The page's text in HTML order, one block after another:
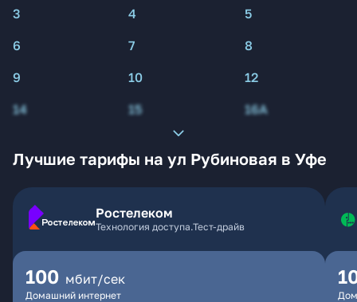
3
4
5
6
7
8
9
10
12
14
15 16А
Лучшие тарифы на ул Рубиновая в Уфе
Ростелеком
Технология доступа.Тест-драйв
100 мбит/сек
Домашний интернет